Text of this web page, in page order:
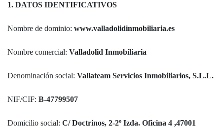
1. DATOS IDENTIFICATIVOS
Nombre de dominio: www.valladolidinmobiliaria.es
Nombre comercial: Valladolid Inmobiliaria
Denominación social: Vallateam Servicios Inmobiliarios, S.L.L.
NIF/CIF: B-47799507
Domicilio social: C/ Doctrinos, 2-2º Izda. Oficina 4 ,47001